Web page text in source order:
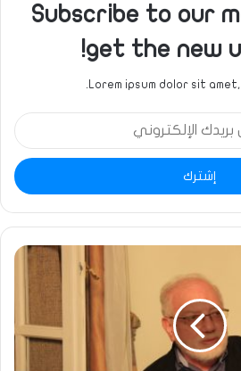
Subscribe to our
get the new
Lorem ipsum dolor sit